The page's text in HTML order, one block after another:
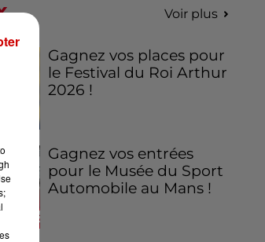
Voir plus
Gagnez vos places pour
le Festival du Roi Arthur
2026 !
Gagnez vos entrées
pour le Musée du Sport
Automobile au Mans !